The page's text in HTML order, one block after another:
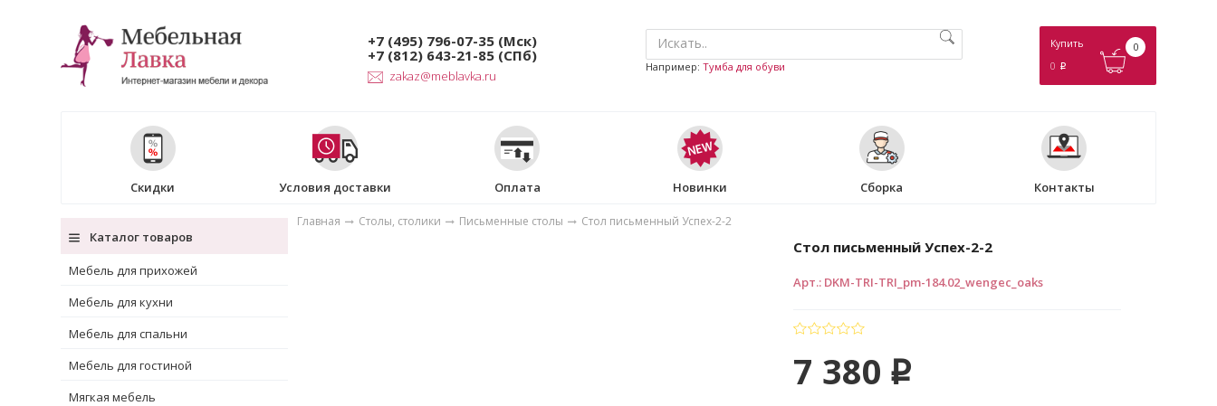
+7 (495) 796-07-35 (Мск)
+7 (812) 643-21-85 (СПб)
zakaz@meblavka.ru
Например: Тумба для обуви
Купить
0 p
0
Скидки Условия доставки Оплата Новинки Сборка Контакты
Каталог товаров
Мебель для прихожей
Мебель для кухни
Мебель для спальни
Мебель для гостиной
Мягкая мебель
Главная Столы, столики Письменные столы Стол письменный Успех-2-2
Стол письменный Успех-2-2
Арт.: DKM-TRI-TRI_pm-184.02_wengec_oaks
7 380 p